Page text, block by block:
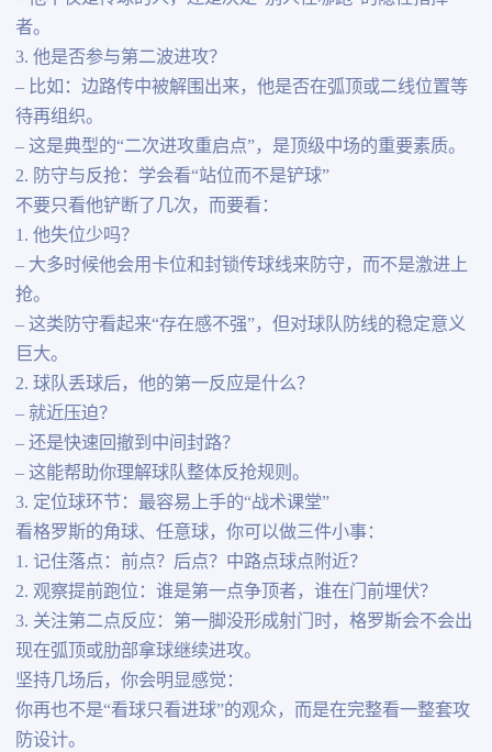
者。
3. 他是否参与第二波进攻？
– 比如：边路传中被解围出来，他是否在弧顶或二线位置等
待再组织。
– 这是典型的“二次进攻重启点”，是顶级中场的重要素质。
2. 防守与反抢：学会看“站位而不是铲球”
不要只看他铲断了几次，而要看：
1. 他失位少吗？
– 大多时候他会用卡位和封锁传球线来防守，而不是激进上
抢。
– 这类防守看起来“存在感不强”，但对球队防线的稳定意义
巨大。
2. 球队丢球后，他的第一反应是什么？
– 就近压迫？
– 还是快速回撤到中间封路？
– 这能帮助你理解球队整体反抢规则。
3. 定位球环节：最容易上手的“战术课堂”
看格罗斯的角球、任意球，你可以做三件小事：
1. 记住落点：前点？后点？中路点球点附近？
2. 观察提前跑位：谁是第一点争顶者，谁在门前埋伏？
3. 关注第二点反应：第一脚没形成射门时，格罗斯会不会出
现在弧顶或肋部拿球继续进攻。
坚持几场后，你会明显感觉：
你再也不是“看球只看进球”的观众，而是在完整看一整套攻
防设计。